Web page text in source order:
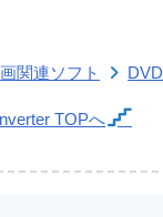
関連ソフト
TOPへ